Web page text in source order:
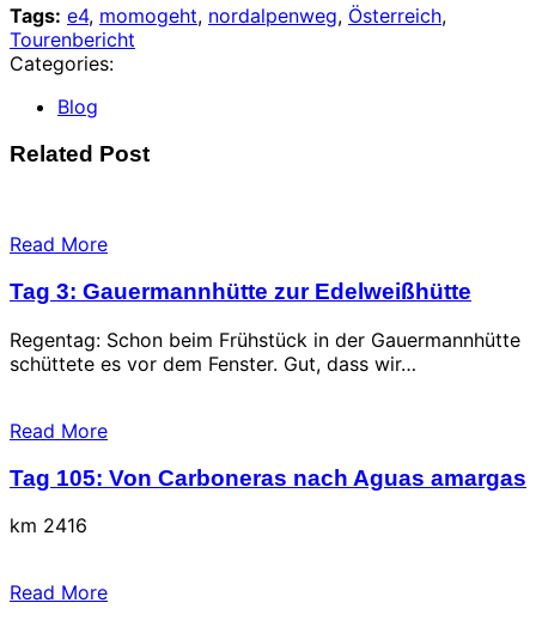
Tags: e4, momogeht, nordalpenweg, Österreich,
Tourenbericht
Categories:
Blog
Related Post
Read More
Tag 3: Gauermannhütte zur Edelweißhütte
Regentag: Schon beim Frühstück in der Gauermannhütte
schüttete es vor dem Fenster. Gut, dass wir…
Read More
Tag 105: Von Carboneras nach Aguas amargas
km 2416
Read More